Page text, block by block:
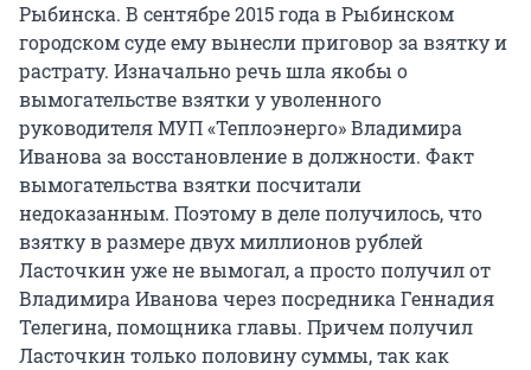
Рыбинска. В сентябре 2015 года в Рыбинском
городском суде ему вынесли приговор за взятку и
растрату. Изначально речь шла якобы о
вымогательстве взятки у уволенного
руководителя МУП «Теплоэнерго» Владимира
Иванова за восстановление в должности. Факт
вымогательства взятки посчитали
недоказанным. Поэтому в деле получилось, что
взятку в размере двух миллионов рублей
Ласточкин уже не вымогал, а просто получил от
Владимира Иванова через посредника Геннадия
Телегина, помощника главы. Причем получил
Ласточкин только половину суммы, так как